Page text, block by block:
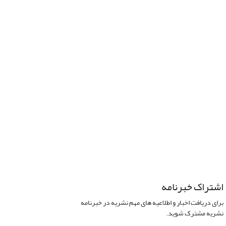
اشتراک خبرنامه
برای دریافت اخبار و اطلاعیه های مهم نشریه در خبرنامه
نشریه مشترک شوید.